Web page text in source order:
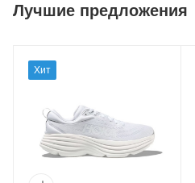
Лучшие предложения
Хит